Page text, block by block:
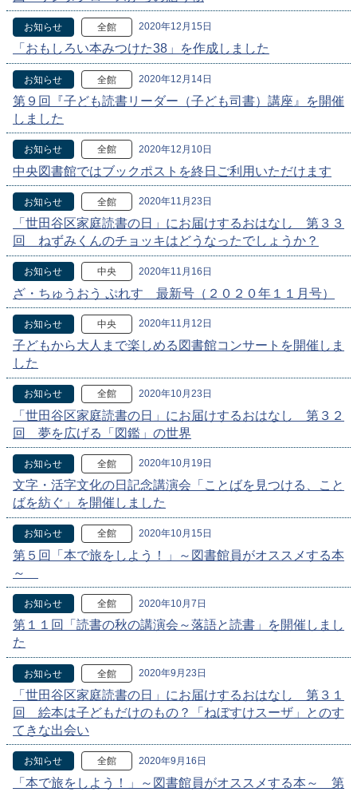
お知らせ 全館 2020年12月15日
「おもしろい本みつけた38」を作成しました
お知らせ 全館 2020年12月14日
第９回『子ども読書リーダー（子ども司書）講座』を開催
しました
お知らせ 全館 2020年12月10日
中央図書館ではブックポストを終日ご利用いただけます
お知らせ 全館 2020年11月23日
「世田谷区家庭読書の日」にお届けするおはなし 第３３
回 ねずみくんのチョッキはどうなったでしょうか？
お知らせ 中央 2020年11月16日
ざ・ちゅうおう ぷれす 最新号（２０２０年１１月号）
お知らせ 中央 2020年11月12日
子どもから大人まで楽しめる図書館コンサートを開催しま
した
お知らせ 全館 2020年10月23日
「世田谷区家庭読書の日」にお届けするおはなし 第３２
回 夢を広げる「図鑑」の世界
お知らせ 全館 2020年10月19日
文字・活字文化の日記念講演会「ことばを見つける、こと
ばを紡ぐ」を開催しました
お知らせ 全館 2020年10月15日
第５回「本で旅をしよう！」～図書館員がオススメする本
～
お知らせ 全館 2020年10月7日
第１１回「読書の秋の講演会～落語と読書」を開催しまし
た
お知らせ 全館 2020年9月23日
「世田谷区家庭読書の日」にお届けするおはなし 第３１
回 絵本は子どもだけのもの？「ねぼすけスーザ」とのす
てきな出会い
お知らせ 全館 2020年9月16日
「本で旅をしよう！」～図書館員がオススメする本～ 第